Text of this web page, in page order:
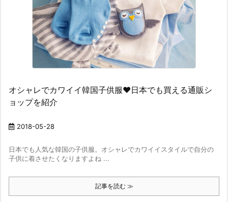
オシャレでカワイイ韓国子供服♥日本でも買える通販シ
ョップを紹介
2018-05-28
日本でも人気な韓国の子供服。オシャレでカワイイスタイルで自分の
子供に着させたくなりますよね ...
記事を読む ≫